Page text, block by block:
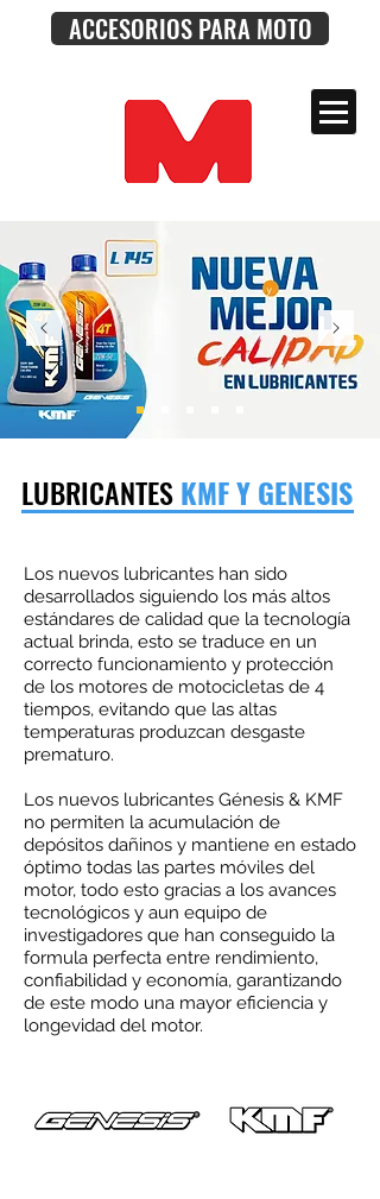
ACCESORIOS PARA MOTO
LUBRICANTESKMF Y GENESIS
Los nuevos lubricantes han sido
desarrollados siguiendo los más altos
estándares de calidad que la tecnología
actual brinda, esto se traduce en un
correcto funcionamiento y protección
de los motores de motocicletas de 4
tiempos, evitando que las altas
temperaturas produzcan desgaste
prematuro.
Los nuevos lubricantes Génesis & KMF
no permiten la acumulación de
depósitos dañinos y mantiene en estado
óptimo todas las partes móviles del
motor, todo esto gracias a los avances
tecnológicos y aun equipo de
investigadores que han conseguido la
formula perfecta entre rendimiento,
confiabilidad y economía, garantizando
de este modo una mayor eficiencia y
longevidad del motor.